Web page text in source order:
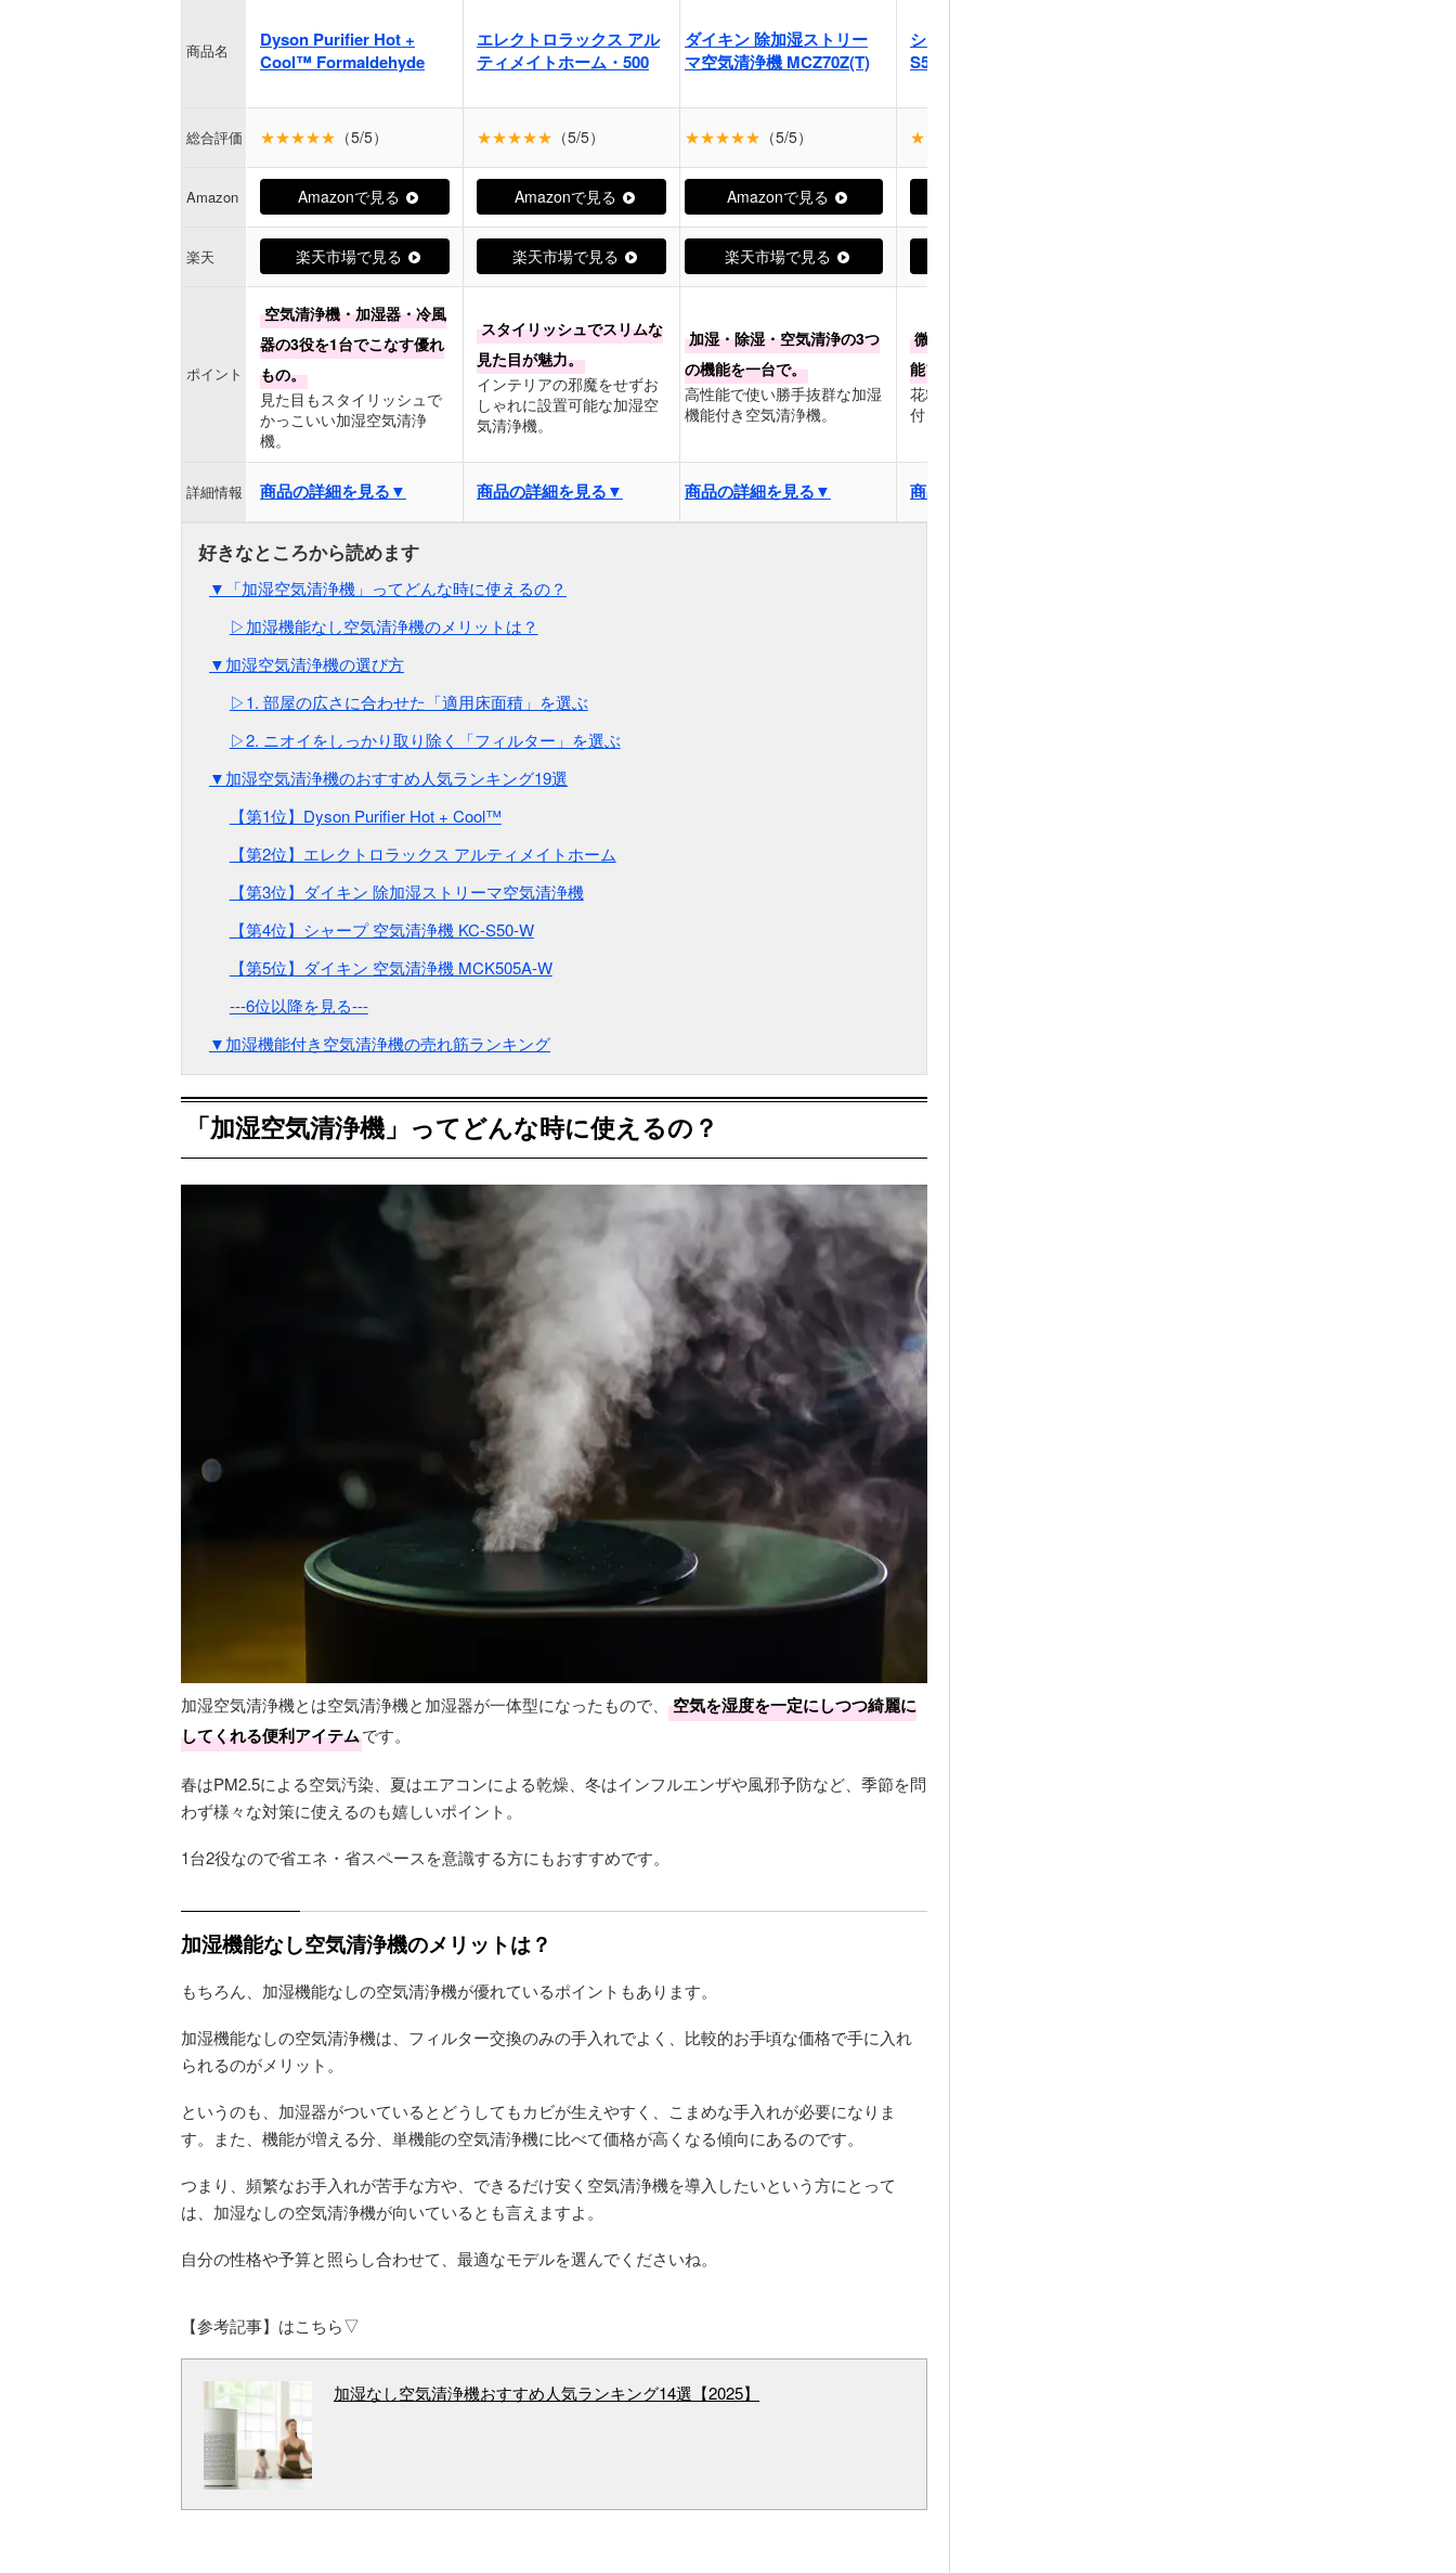
商品名
Dyson Purifier Hot +
Cool™ Formaldehyde
エレクトロラックス アル
ティメイトホーム・500
ダイキン 除加湿ストリー
マ空気清浄機 MCZ70Z(T)
シャープ 空気清浄機 KC-
S50-W
総合評価 ★★★★★ （5/5） ★★★★★ （5/5） ★★★★★ （5/5） ★★★★☆
Amazon Amazonで見る Amazonで見る Amazonで見る
楽天 楽天市場で見る 楽天市場で見る 楽天市場で見る
ポイント
空気清浄機・加湿器・冷風
器の3役を1台でこなす優れ
もの。
見た目もスタイリッシュで
かっこいい加湿空気清浄
機。
スタイリッシュでスリムな
見た目が魅力。
インテリアの邪魔をせずお
しゃれに設置可能な加湿空
気清浄機。
加湿・除湿・空気清浄の3つ
の機能を一台で。
高性能で使い勝手抜群な加湿
機能付き空気清浄機。
微細な粒子も逃さない高性
能フィルター搭載。
花粉や乾燥に強い加湿機能
付き空気清浄機。
詳細情報 商品の詳細を見る▼ 商品の詳細を見る▼ 商品の詳細を見る▼ 商品の詳細を見る▼
▼「加湿空気清浄機」ってどんな時に使えるの？
▷加湿機能なし空気清浄機のメリットは？
▼加湿空気清浄機の選び方
▷1. 部屋の広さに合わせた「適用床面積」を選ぶ
▷2. ニオイをしっかり取り除く「フィルター」を選ぶ
▼加湿空気清浄機のおすすめ人気ランキング19選
【第1位】Dyson Purifier Hot + Cool™
【第2位】エレクトロラックス アルティメイトホーム
【第3位】ダイキン 除加湿ストリーマ空気清浄機
【第4位】シャープ 空気清浄機 KC-S50-W
【第5位】ダイキン 空気清浄機 MCK505A-W
---6位以降を見る---
▼加湿機能付き空気清浄機の売れ筋ランキング
「加湿空気清浄機」ってどんな時に使えるの？
加湿空気清浄機とは空気清浄機と加湿器が一体型になったもので、
空気を湿度を一定にしつつ綺麗に
してくれる便利アイテムです。
春はPM2.5による空気汚染、夏はエアコンによる乾燥、冬はインフルエンザや風邪予防など、季節を問
わず様々な対策に使えるのも嬉しいポイント。
1台2役なので省エネ・省スペースを意識する方にもおすすめです。
加湿機能なし空気清浄機のメリットは？
もちろん、加湿機能なしの空気清浄機が優れているポイントもあります。
加湿機能なしの空気清浄機は、フィルター交換のみの手入れでよく、比較的お手頃な価格で手に入れ
られるのがメリット。
というのも、加湿器がついているとどうしてもカビが生えやすく、こまめな手入れが必要になりま
す。また、機能が増える分、単機能の空気清浄機に比べて価格が高くなる傾向にあるのです。
つまり、頻繁なお手入れが苦手な方や、できるだけ安く空気清浄機を導入したいという方にとって
は、加湿なしの空気清浄機が向いているとも言えますよ。
自分の性格や予算と照らし合わせて、最適なモデルを選んでくださいね。
【参考記事】はこちら▽
加湿なし空気清浄機おすすめ人気ランキング14選【2025】